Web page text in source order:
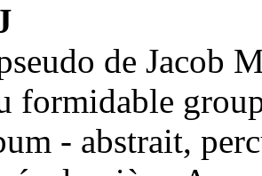
de Jacob
formidable
- abstrait,